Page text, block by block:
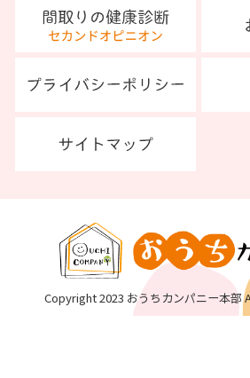
Copyright 2023 おうちカンパニー本部